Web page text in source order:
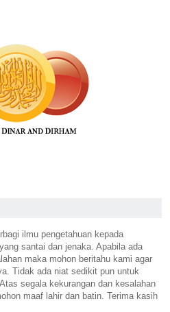
ilmu pengetahuan kepada
santai dan jenaka. Apabila ada
maka mohon beritahu kami agar
Tidak ada niat sedikit pun untuk
segala kekurangan dan kesalahan
maaf lahir dan batin. Terima kasih